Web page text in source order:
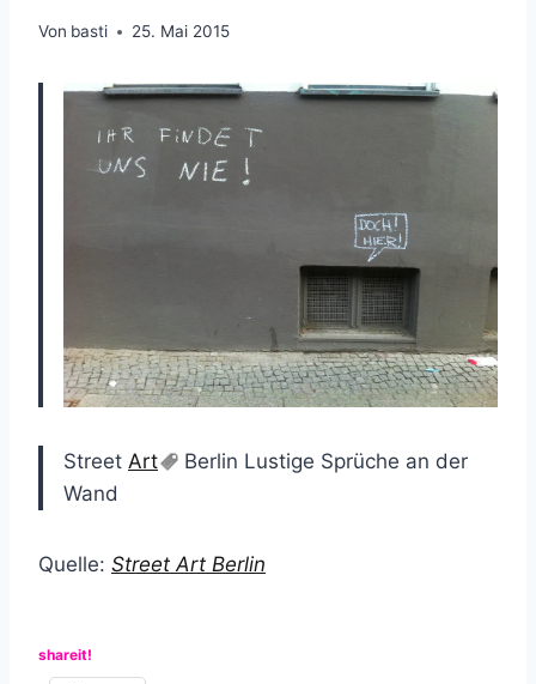
Von basti 25. Mai 2015
Street Art
Berlin Lustige Sprüche an der
Wand
Quelle: Street Art Berlin
shareit!